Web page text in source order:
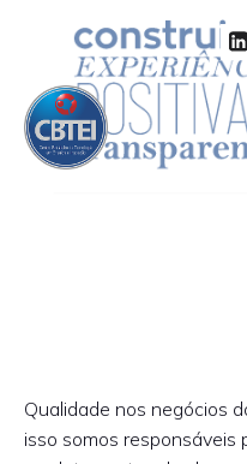
Qualidade nos negócios
isso somos responsáveis